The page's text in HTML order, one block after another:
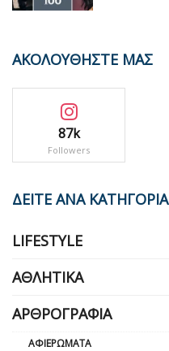
ΑΚΟΛΟΥΘΗΣΤΕ ΜΑΣ
87k
Followers
ΔΕΙΤΕ ΑΝΑ ΚΑΤΗΓΟΡΙΑ
LIFESTYLE
ΑΘΛΗΤΙΚΆ
ΑΡΘΡΟΓΡΑΦΊΑ
ΑΦΙΕΡΏΜΑΤΑ